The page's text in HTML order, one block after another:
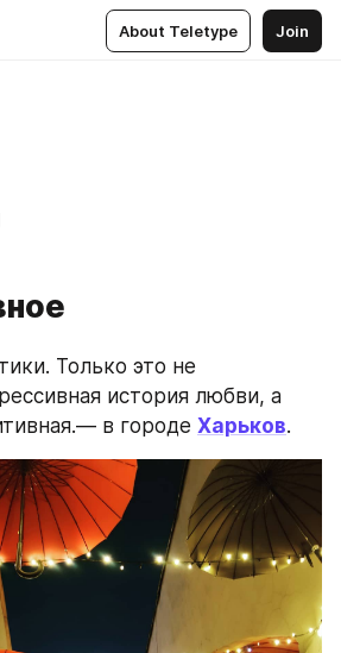
About Teletype Join
Только это не
история любви, а
в городе Харьков.